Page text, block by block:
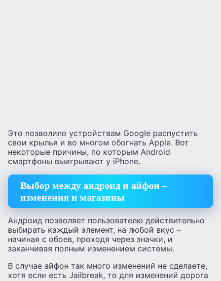
Это позволило устройствам Googlе распустить
свои крылья и во многом обогнать Apple. Вот
некоторые причины, по которым Android
смартфоны выигрывают у iPhone.
Выбор между андроид и айфон –
изменения и магазины
Андроид позволяет пользователю действительно
выбирать каждый элемент, на любой вкус –
начиная с обоев, проходя через значки, и
заканчивая полным изменением системы.
В случае айфон так много изменений не сделаете,
хотя если есть Jailbreak, то для изменений дорога